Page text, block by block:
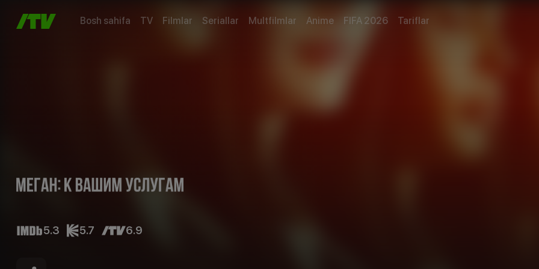
Bosh sahifa TV Filmlar Seriallar Multfilmlar Anime FIFA 2026 Tariflar
5.3 5.7 6.9